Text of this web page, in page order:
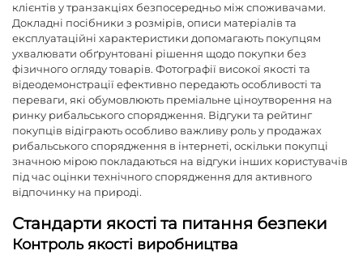
клієнтів у транзакціях безпосередньо між споживачами.
Докладні посібники з розмірів, описи матеріалів та
експлуатаційні характеристики допомагають покупцям
ухвалювати обґрунтовані рішення щодо покупки без
фізичного огляду товарів. Фотографії високої якості та
відеодемонстрації ефективно передають особливості та
переваги, які обумовлюють преміальне ціноутворення на
ринку рибальського спорядження. Відгуки та рейтинг
покупців відіграють особливо важливу роль у продажах
рибальського спорядження в інтернеті, оскільки покупці
значною мірою покладаються на відгуки інших користувачів
під час оцінки технічного спорядження для активного
відпочинку на природі.
Стандарти якості та питання безпеки
Контроль якості виробництва